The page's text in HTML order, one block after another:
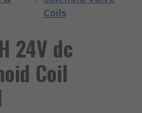
Coils
24V dc
Coil